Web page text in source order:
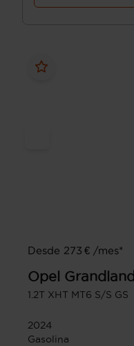
Desde 273 € /mes*
Opel Grandland
1.2T XHT MT6 S/S GS
2024
Gasolina